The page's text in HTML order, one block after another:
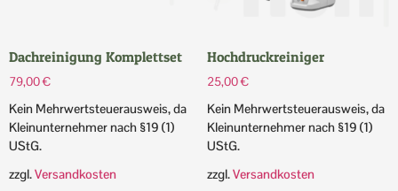
Dachreinigung Komplettset
79,00€
Kein Mehrwertsteuerausweis, da
Kleinunternehmer nach §19 (1)
UStG.
zzgl.Versandkosten
Hochdruckreiniger
25,00€
Kein Mehrwertsteuerausweis, da
Kleinunternehmer nach §19 (1)
UStG.
zzgl.Versandkosten